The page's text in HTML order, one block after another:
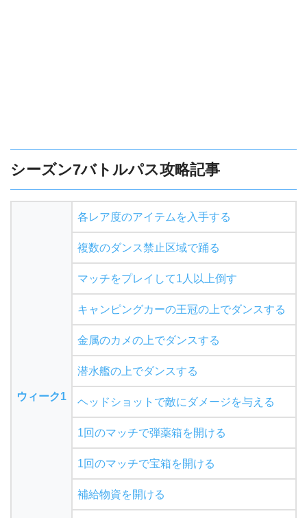
シーズン7バトルパス攻略記事
ウィーク1
各レア度のアイテムを入手する
複数のダンス禁止区域で踊る
マッチをプレイして1人以上倒す
キャンピングカーの王冠の上でダンスする
金属のカメの上でダンスする
潜水艦の上でダンスする
ヘッドショットで敵にダメージを与える
1回のマッチで弾薬箱を開ける
1回のマッチで宝箱を開ける
補給物資を開ける